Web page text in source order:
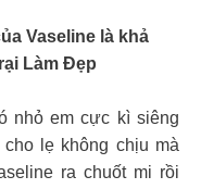
Vaseline là khả
Làm Đẹp
nhỏ em cực kì siêng
lẹ không chịu mà
ra chuốt mi rồi